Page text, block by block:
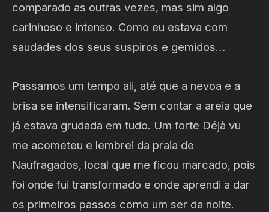
comparado as outras vezes, mas sim algo
carinhoso e intenso. Como eu estava com
saudades dos seus suspiros e gemidos…
Passamos um tempo ali, até que a nevoa e a
brisa se intensificaram. Sem contar a areia que
já estava grudada em tudo. Um forte Déjà vu
me acometeu e lembrei da praia de
Naufragados, local que me ficou marcado, pois
foi onde fui transformado e onde aprendi a dar
os primeiros passos como um ser da noite.